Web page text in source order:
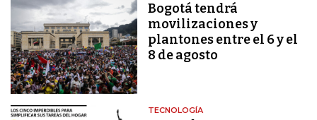
Bogotá tendrá
movilizaciones y
plantones entre el 6 y el
8 de agosto
TECNOLOGÍA